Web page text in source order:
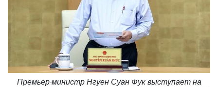
Премьер-министр Нгуен Суан Фук выступает на